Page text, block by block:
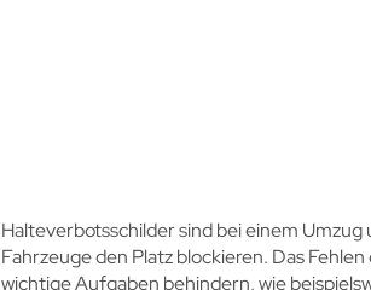
Halteverbotsschilder sind bei einem
Fahrzeuge den Platz blockieren. Das
wichtige Aufgaben behindern, wie